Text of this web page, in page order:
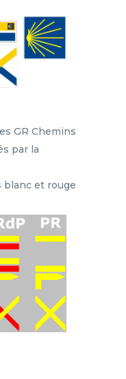
GR Chemins
par la
blanc et rouge